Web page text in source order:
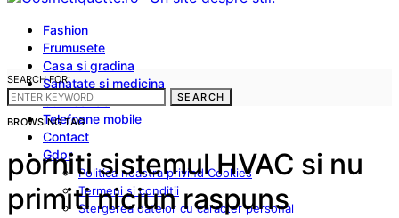
Fashion
Frumusete
Casa si gradina
Sanatate si medicina
Cum sa fac
Telefoane mobile
Contact
Gdpr
Politica noastra privind Cookies
Termeni si conditii
Stergerea datelor cu caracter personal
SEARCH FOR:
SEARCH
BROWSING TAG
porniti sistemul HVAC si nu
primiti niciun raspuns